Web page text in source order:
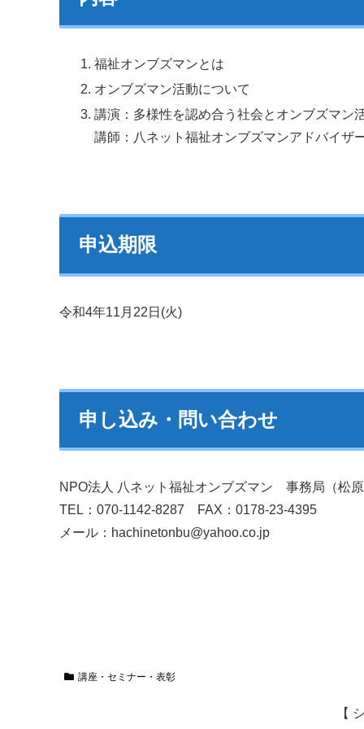
福祉オンブズマンとは
オンブズマン活動について
講演：多様性を認め合う社会とオンブズマン
講師：八ネット福祉オンブズマンアドバイ
申込期限
令和4年11月22日(火)
申し込み・問い合わせ
NPO法人 八ネット福祉オンブズマン 事務局（松原
TEL：070-1142-8287 FAX：0178-23-4395
メール：hachinetonbu@yahoo.co.jp
講座・セミナー・表彰
【